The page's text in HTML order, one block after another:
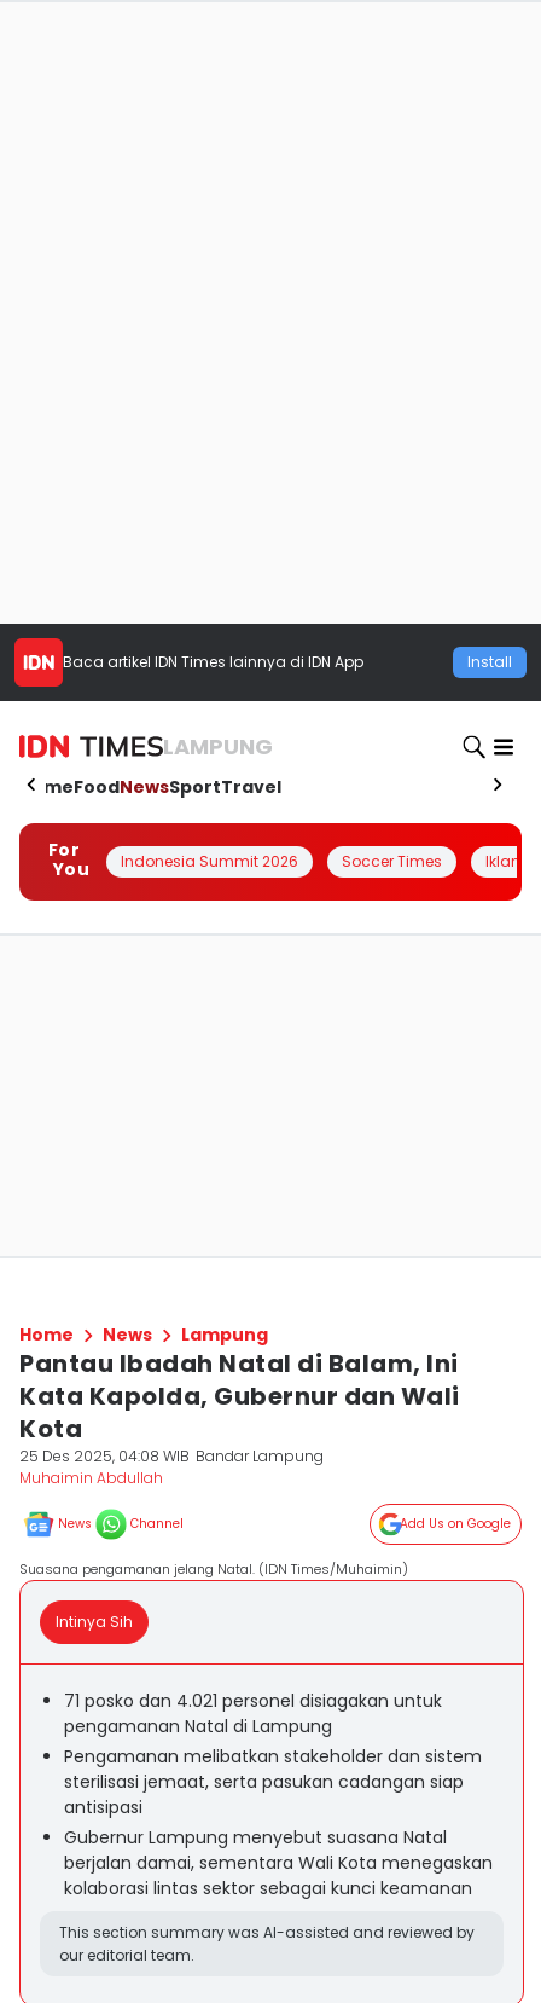
Baca artikel IDN Times lainnya di IDN App Install
LAMPUNG
HomeFoodNewsSportTravel
For
You
Indonesia Summit 2026 Soccer Times Iklanin
Home News Lampung
Pantau Ibadah Natal di Balam, Ini
Kata Kapolda, Gubernur dan Wali
Kota
25 Des 2025, 04:08 WIB Bandar Lampung
Muhaimin Abdullah
News Channel Add Us on Google
Suasana pengamanan jelang Natal. (IDN Times/Muhaimin)
Intinya Sih
71 posko dan 4.021 personel disiagakan untuk
pengamanan Natal di Lampung
Pengamanan melibatkan stakeholder dan sistem
sterilisasi jemaat, serta pasukan cadangan siap
antisipasi
Gubernur Lampung menyebut suasana Natal
berjalan damai, sementara Wali Kota menegaskan
kolaborasi lintas sektor sebagai kunci keamanan
This section summary was AI-assisted and reviewed by
our editorial team.